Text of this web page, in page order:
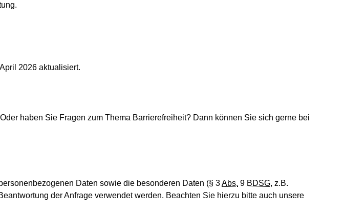
2026 aktualisiert.
haben Sie Fragen zum Thema Barrierefreiheit? Dann können Sie sich gerne bei
Daten sowie die besonderen Daten (§ 3Abs. 9 BDSG, z.B.
der Anfrage verwendet werden. Beachten Sie hierzu bitte auch unsere